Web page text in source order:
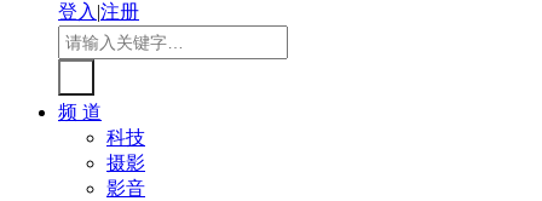
登入|注册
频 道
科技
摄影
影音